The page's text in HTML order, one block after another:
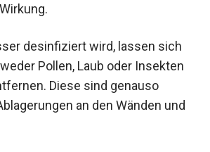
desinfiziert wird, lassen sich
Pollen, Laub oder Insekten
Diese sind genauso
an den Wänden und